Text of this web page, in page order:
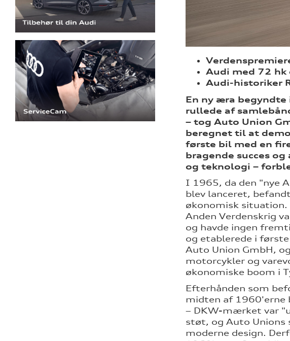
Audi med 72
Audi-historiker
En ny æra
rullede af
– tog Auto Union
beregnet til at
første bil med en
bragende succes
og teknologi –
I 1965, da den "nye
blev lanceret,
økonomisk situation.
Anden Verdenskrig
og havde ingen
og etablerede i
Auto Union GmbH,
motorcykler og
økonomiske boom i
Efterhånden som
midten af 1960'erne
– DKW-mærket var
støt, og Auto Unions
moderne design.